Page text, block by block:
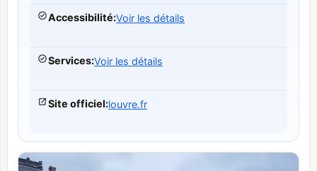
Accessibilité:Voir les détails
Services:Voir les détails
Site officiel:louvre.fr